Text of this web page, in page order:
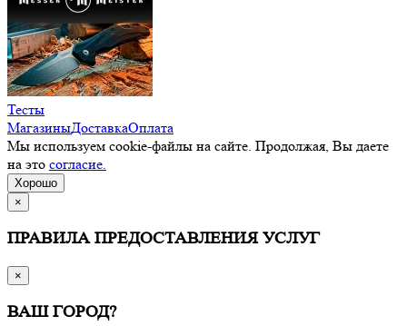
Тесты
МагазиныДоставкаОплата
Мы используем cookie-файлы на сайте. Продолжая, Вы даете
на это согласие.
Хорошо
×
ПРАВИЛА ПРЕДОСТАВЛЕНИЯ УСЛУГ
×
ВАШ ГОРОД?